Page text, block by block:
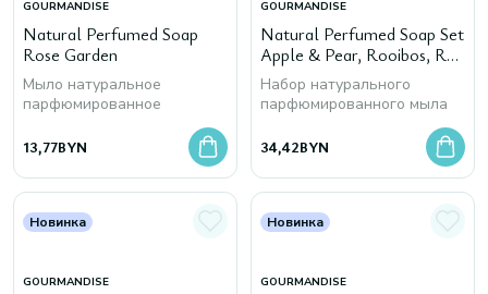
GOURMANDISE
Natural Perfumed Soap
Rose Garden
Мыло натуральное
парфюмированное
13,77BYN
GOURMANDISE
Natural Perfumed Soap Set
Apple & Pear, Rooibos, Red
Berries
Набор натурального
парфюмированного мыла
34,42BYN
Новинка
GOURMANDISE
Новинка
GOURMANDISE